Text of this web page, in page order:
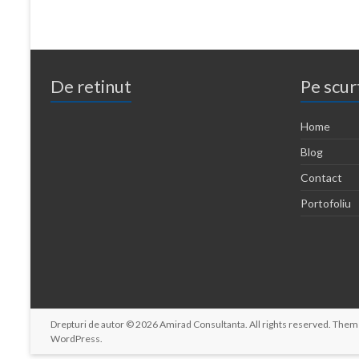
De retinut Pe
Home
Blog
Contact
Portofoliu
Drepturi de autor © 2026Amirad Consultanta . All rights reserved.
WordPress